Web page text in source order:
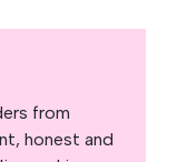
from
honest and